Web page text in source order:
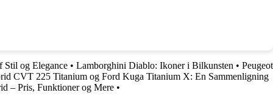
Stil og Elegance • Lamborghini Diablo: Ikoner i Bilkunsten • Peugeot
CVT 225 Titanium og Ford Kuga Titanium X: En Sammenligning
– Pris, Funktioner og Mere •